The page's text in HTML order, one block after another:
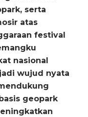
serta
atas
festival
nasional
wujud nyata
geopark